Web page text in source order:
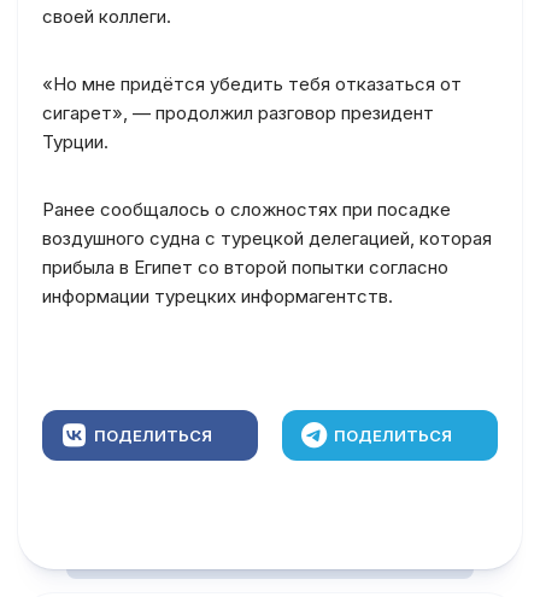
своей коллеги.
«Но мне придётся убедить тебя отказаться от
сигарет», — продолжил разговор президент
Турции.
Ранее сообщалось о сложностях при посадке
воздушного судна с турецкой делегацией, которая
прибыла в Египет со второй попытки согласно
информации турецких информагентств.
ПОДЕЛИТЬСЯ ПОДЕЛИТЬСЯ